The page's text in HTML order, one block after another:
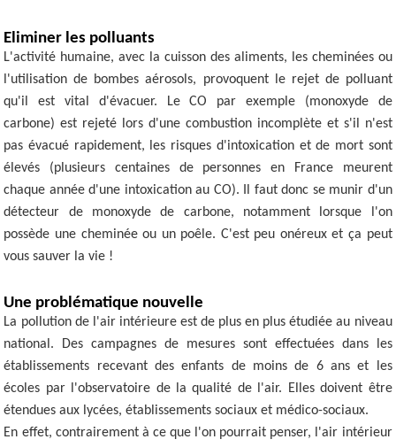
Eliminer les polluants
L'activité humaine, avec la cuisson des aliments, les cheminées ou
l'utilisation de bombes aérosols, provoquent le rejet de polluant
qu'il est vital d'évacuer. Le CO par exemple (monoxyde de
carbone) est rejeté lors d'une combustion incomplète et s'il n'est
pas évacué rapidement, les risques d'intoxication et de mort sont
élevés (plusieurs centaines de personnes en France meurent
chaque année d'une intoxication au CO). Il faut donc se munir d'un
détecteur de monoxyde de carbone, notamment lorsque l'on
possède une cheminée ou un poêle. C'est peu onéreux et ça peut
vous sauver la vie !
Une problématique nouvelle
La pollution de l'air intérieure est de plus en plus étudiée au niveau
national. Des campagnes de mesures sont effectuées dans les
établissements recevant des enfants de moins de 6 ans et les
écoles par l'observatoire de la qualité de l'air. Elles doivent être
étendues aux lycées, établissements sociaux et médico-sociaux.
En effet, contrairement à ce que l'on pourrait penser, l'air intérieur